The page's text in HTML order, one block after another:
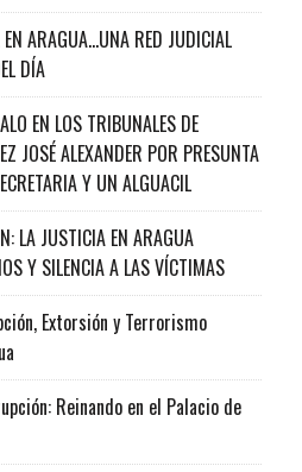
ARAGUA…UNA RED JUDICIAL
DÍA
EN LOS TRIBUNALES DE
JOSÉ ALEXANDER POR PRESUNTA
Y UN ALGUACIL
LA JUSTICIA EN ARAGUA
Y SILENCIA A LAS VÍCTIMAS
Extorsión y Terrorismo
Reinando en el Palacio de